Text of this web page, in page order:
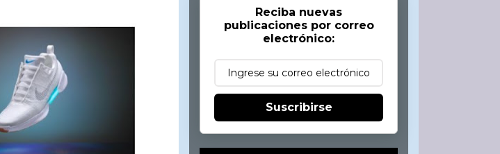
Reciba nuevas
publicaciones por correo
electrónico:
Suscribirse